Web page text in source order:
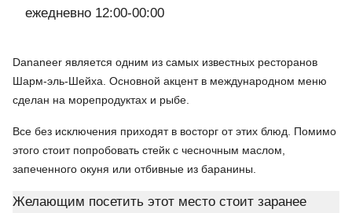
ежедневно 12:00-00:00
Dananeer является одним из самых известных ресторанов
Шарм-эль-Шейха. Основной акцент в международном меню
сделан на морепродуктах и рыбе.
Все без исключения приходят в восторг от этих блюд. Помимо
этого стоит попробовать стейк с чесночным маслом,
запеченного окуня или отбивные из баранины.
Желающим посетить этот место стоит заранее